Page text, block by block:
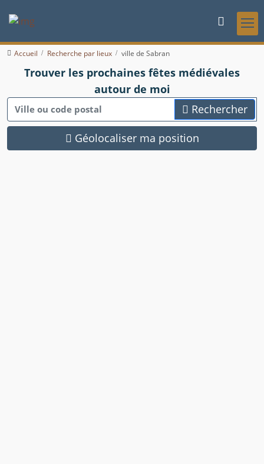
Accueil Recherche par lieux ville de Sabran
Trouver les prochaines fêtes médiévales
autour de moi
Rechercher
Géolocaliser ma position